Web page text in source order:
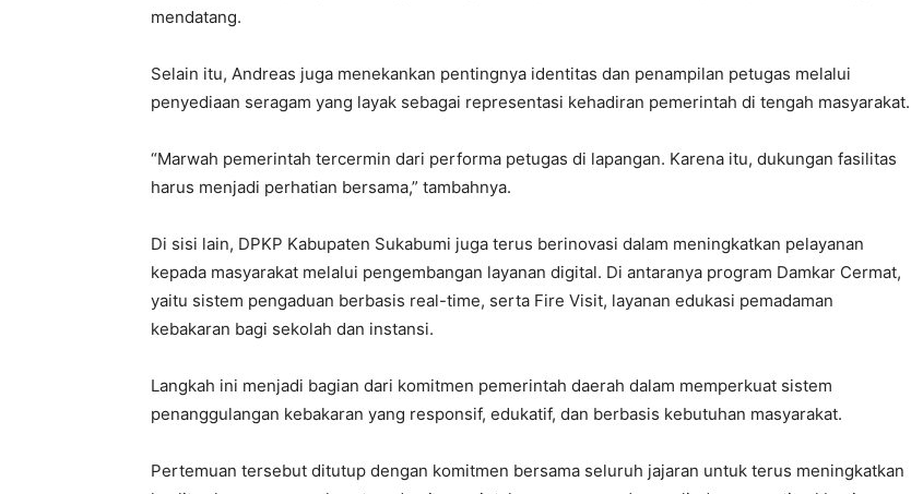
mendatang.
Selain itu, Andreas juga menekankan pentingnya identitas dan penampilan petugas melalui
penyediaan seragam yang layak sebagai representasi kehadiran pemerintah di tengah masyarakat.
“Marwah pemerintah tercermin dari performa petugas di lapangan. Karena itu, dukungan fasilitas
harus menjadi perhatian bersama,” tambahnya.
Di sisi lain, DPKP Kabupaten Sukabumi juga terus berinovasi dalam meningkatkan pelayanan
kepada masyarakat melalui pengembangan layanan digital. Di antaranya program Damkar Cermat,
yaitu sistem pengaduan berbasis real-time, serta Fire Visit, layanan edukasi pemadaman
kebakaran bagi sekolah dan instansi.
Langkah ini menjadi bagian dari komitmen pemerintah daerah dalam memperkuat sistem
penanggulangan kebakaran yang responsif, edukatif, dan berbasis kebutuhan masyarakat.
Pertemuan tersebut ditutup dengan komitmen bersama seluruh jajaran untuk terus meningkatkan